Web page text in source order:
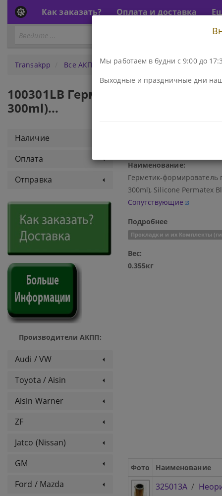
Как заказать? Оплата и доставка
Transakpp Все АКПП Герметик-формирователь
100301LB Герметик-
300ml)...
Наличие
Оплата
Отправка
Производители АКПП:
Audi / VW
Toyota / Aisin
Aisin Warner
ZF
Jatco (Nissan)
GM
Ford / Mazda
Наименование:
Герметик-формирователь
300ml), Silicone Permatex
Сопутствующие
Подробнее
Прокладки и их Комплекты
Вес:
0.355кг
Фото Наименование
325013A /
Мы работаем в будни с 9:00 до
Выходные и праздничные дни